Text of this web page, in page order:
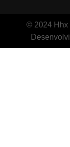
© 2024 Hhx